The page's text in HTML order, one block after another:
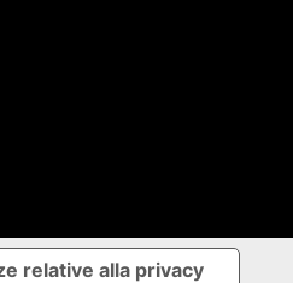
relative alla privacy